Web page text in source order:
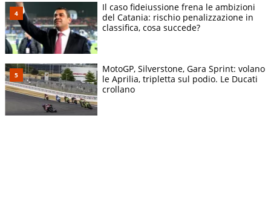
Il caso fideiussione frena le ambizioni
del Catania: rischio penalizzazione in
classifica, cosa succede?
MotoGP, Silverstone, Gara Sprint: volano
le Aprilia, tripletta sul podio. Le Ducati
crollano